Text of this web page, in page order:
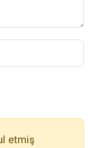
etmiş